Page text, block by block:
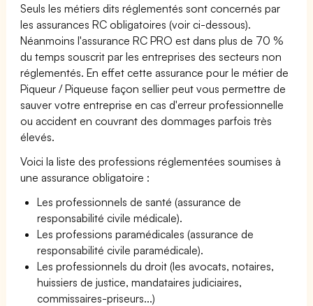
Seuls les métiers dits réglementés sont concernés par
les assurances RC obligatoires (voir ci-dessous).
Néanmoins l'assurance RC PRO est dans plus de 70 %
du temps souscrit par les entreprises des secteurs non
réglementés. En effet cette assurance pour le métier de
Piqueur / Piqueuse façon sellier peut vous permettre de
sauver votre entreprise en cas d'erreur professionnelle
ou accident en couvrant des dommages parfois très
élevés.
Voici la liste des professions réglementées soumises à
une assurance obligatoire :
Les professionnels de santé (assurance de
responsabilité civile médicale).
Les professions paramédicales (assurance de
responsabilité civile paramédicale).
Les professionnels du droit (les avocats, notaires,
huissiers de justice, mandataires judiciaires,
commissaires-priseurs...)